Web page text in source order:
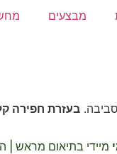
מבצעים
בעזרת חפירה
מיידי בתיאום מראש